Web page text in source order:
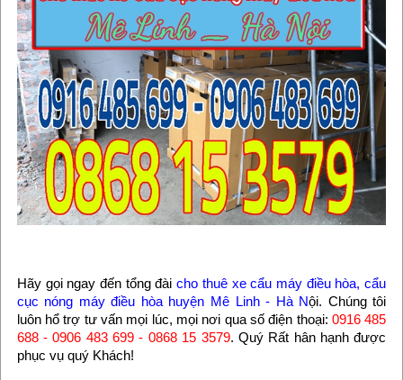
Hãy gọi ngay đến tổng đàicho thuê xe cẩu máy điều hòa, cẩu
cục nóng máy điều hòa huyện Mê Linh - Hà Nội. Chúng tôi
luôn hổ trợ tư vấn mọi lúc, mọi nơi qua số điện thoại: 0916 485
688 - 0906 483 699 - 0868 15 3579. Quý Rất hân hạnh được
phục vụ quý Khách!